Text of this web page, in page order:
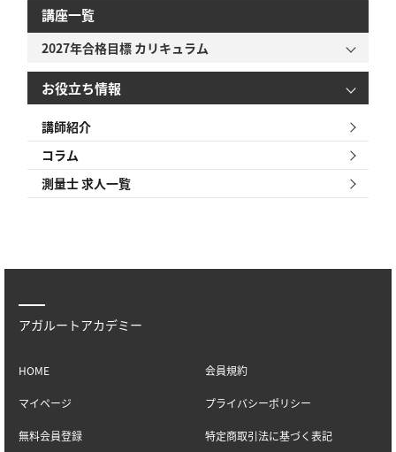
講座一覧
2027年合格目標 カリキュラム
お役立ち情報
講師紹介
コラム
測量士 求人一覧
アガルートアカデミー
HOME
マイページ
無料会員登録
会員規約
プライバシーポリシー
特定商取引法に基づく表記